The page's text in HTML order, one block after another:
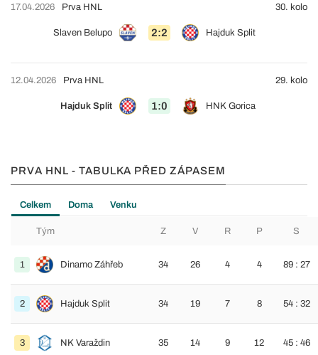
17.04.2026
Slaven Belupo 2:2 Hajduk Split
Prva HNL 30. kolo
12.04.2026
Hajduk Split 1:0 HNK Gorica
Prva HNL 29. kolo
PRVA HNL - TABULKA PŘED ZÁPASEM
Celkem Doma Venku
Tým Z V R P S
1 Dinamo Záhřeb 34 26 4 4 89 : 27
2 Hajduk Split 34 19 7 8 54 : 32
3 NK Varaždin 35 14 9 12 45 : 46